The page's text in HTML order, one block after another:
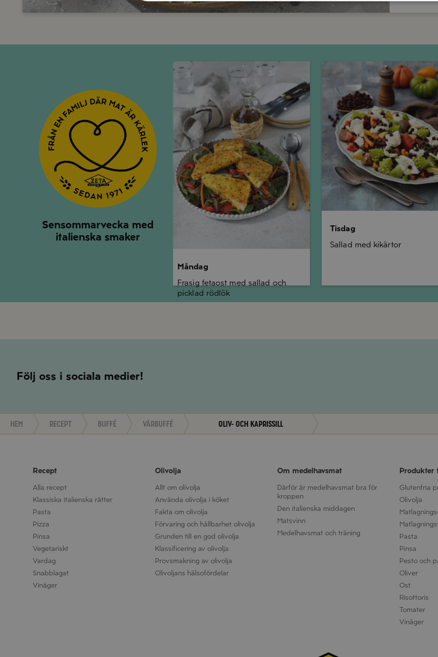
Sensommarvecka med
italienska smaker
Måndag
Måndag
Frasig fetaost med sallad och
picklad rödlök
Tisdag
Sallad med kikärtor
Följ oss i sociala medier!
Hem Recept Buffé Vårbuffé Oliv- och kaprissill
Recept
Alla recept
Klassiska italienska rätter
Pasta
Pizza
Pinsa
Vegetariskt
Vardag
Snabblagat
Vinäger
Olivolja
Allt om olivolja
Använda olivolja i köket
Fakta om olivolja
Förvaring och hållbarhet olivolja
Grunden till en god olivolja
Klassificering av olivolja
Provsmakning av olivolja
Olivoljans hälsofördelar
Om medelhavsmat
Därför är medelhavsmat bra för
kroppen
Den italienska middagen
Matsvinn
Medelhavsmat och träning
Produkter
Glutenfria
Olivolja
Pasta
Pinsa
Pesto och
Oliver
Ost
Risottoris
Tomater
Vinäger